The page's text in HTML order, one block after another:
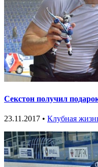
Секстон получил
23.11.2017 • Клубная